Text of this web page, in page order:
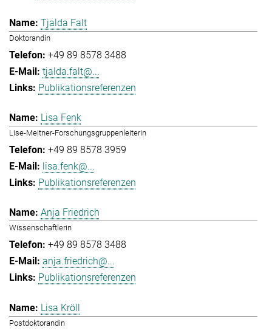
Tjalda Falt
Doktorandin
+49 89 8578 3488
tjalda.falt@...
Publikationsreferenzen
Lisa Fenk
Lise-Meitner-Forschungsgruppenleiterin
+49 89 8578 3959
lisa.fenk@...
Publikationsreferenzen
Anja Friedrich
Wissenschaftlerin
+49 89 8578 3488
anja.friedrich@...
Publikationsreferenzen
Lisa Kröll
Postdoktorandin